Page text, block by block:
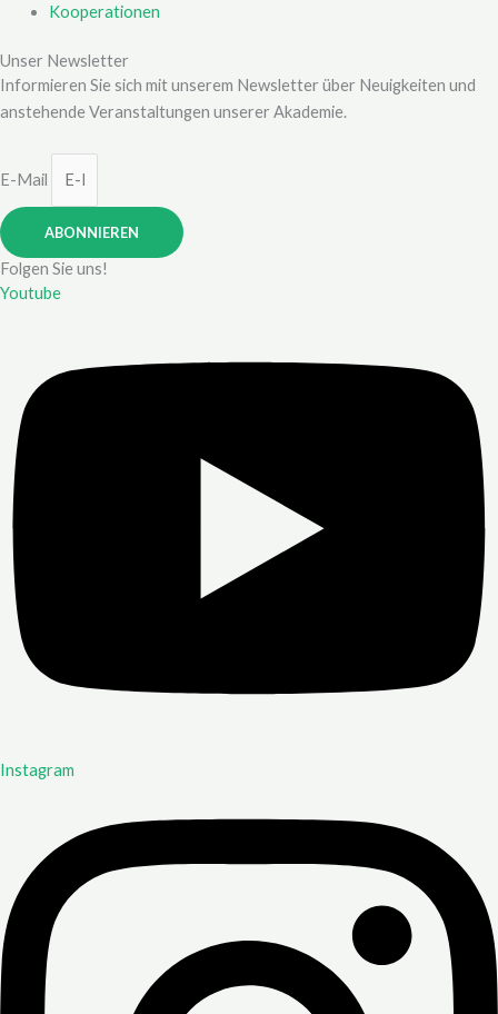
Kooperationen
Unser Newsletter
Informieren Sie sich mit unserem Newsletter über Neuigkeiten und
anstehende Veranstaltungen unserer Akademie.
E-Mail
ABONNIEREN
Folgen Sie uns!
Youtube
Instagram